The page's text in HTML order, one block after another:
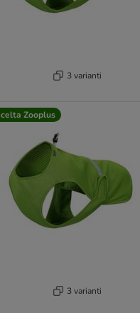
3 varianti
Zooplus
3 varianti